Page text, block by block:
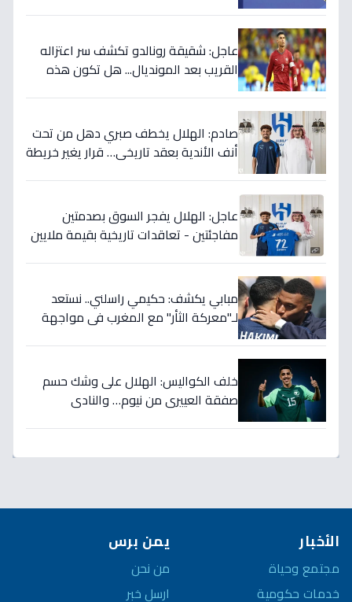
عاجل: شقيقة رونالدو تكشف سر اعتزاله
القريب بعد المونديال... هل تكون هذه
صادم: الهلال يخطف صبري دهل من تحت
أنف الأندية بعقد تاريخي… قرار يغير خريطة
عاجل: الهلال يفجر السوق بصدمتين
مفاجئتين - تعاقدات تاريخية بقيمة ملايين
مبابي يكشف: حكيمي راسلني.. نستعد
لـ"معركة الثأر" مع المغرب في مواجهة
خلف الكواليس: الهلال على وشك حسم
صفقة العييري من نيوم… والنادي
الأخبار
مجتمع وحياة
خدمات حكومية
يمن برس
من نحن
ارسل خبر